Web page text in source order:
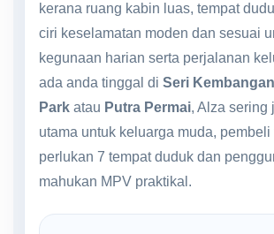
kerana ruang kabin luas, tempat
ciri keselamatan moden dan sesuai
kegunaan harian serta perjalanan
ada anda tinggal di Seri Kembangan
Park atau Putra Permai, Alza sering
utama untuk keluarga muda, pembeli
perlukan 7 tempat duduk dan
mahukan MPV praktikal.